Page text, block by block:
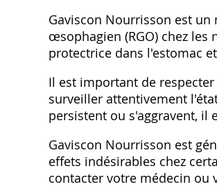
Gaviscon Nourrisson est
œsophagien (RGO) chez
protectrice dans l'estomac
Il est important de
surveiller attentivement
persistent ou s'aggravent‚
Gaviscon Nourrisson est
effets indésirables chez
contacter votre médecin ou